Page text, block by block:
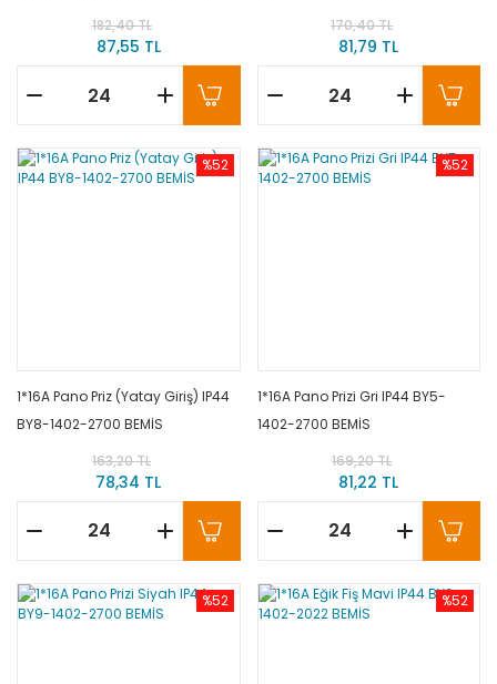
182,40 TL
87,55 TL
170,40 TL
81,79 TL
%52
1*16A Pano Priz (Yatay Giriş) IP44
BY8-1402-2700 BEMİS
163,20 TL
78,34 TL
%52
1*16A Pano Prizi Gri IP44 BY5-
1402-2700 BEMİS
169,20 TL
81,22 TL
%52 %52